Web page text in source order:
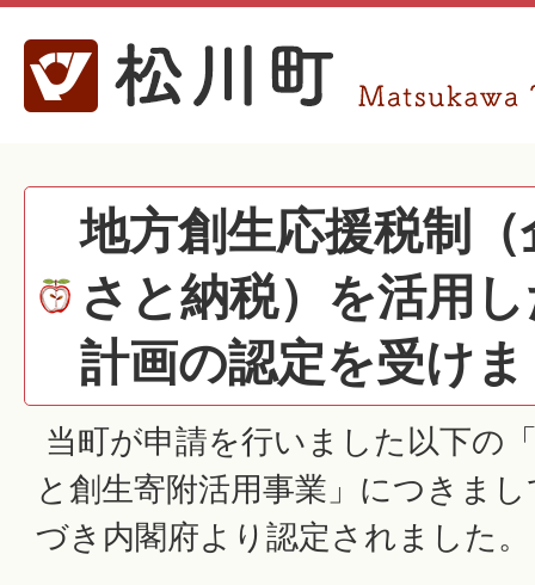
地方創生応援税制
さと納税）を活用
計画の認定を受け
当町が申請を行いました以下の
と創生寄附活用事業」につきま
づき内閣府より認定されました。